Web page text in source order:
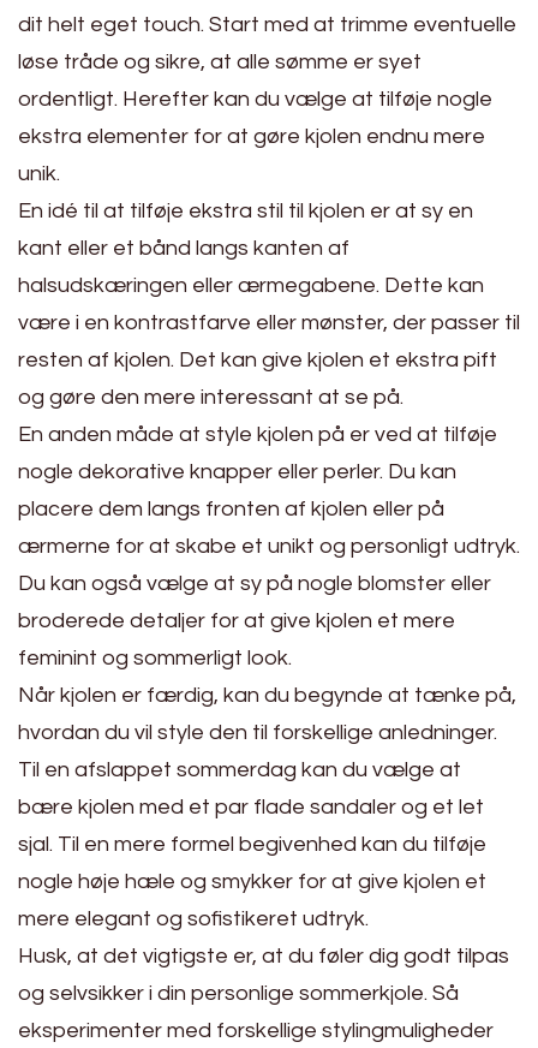
dit helt eget touch. Start med at trimme eventuelle
løse tråde og sikre, at alle sømme er syet
ordentligt. Herefter kan du vælge at tilføje nogle
ekstra elementer for at gøre kjolen endnu mere
unik.
En idé til at tilføje ekstra stil til kjolen er at sy en
kant eller et bånd langs kanten af
halsudskæringen eller ærmegabene. Dette kan
være i en kontrastfarve eller mønster, der passer til
resten af kjolen. Det kan give kjolen et ekstra pift
og gøre den mere interessant at se på.
En anden måde at style kjolen på er ved at tilføje
nogle dekorative knapper eller perler. Du kan
placere dem langs fronten af kjolen eller på
ærmerne for at skabe et unikt og personligt udtryk.
Du kan også vælge at sy på nogle blomster eller
broderede detaljer for at give kjolen et mere
feminint og sommerligt look.
Når kjolen er færdig, kan du begynde at tænke på,
hvordan du vil style den til forskellige anledninger.
Til en afslappet sommerdag kan du vælge at
bære kjolen med et par flade sandaler og et let
sjal. Til en mere formel begivenhed kan du tilføje
nogle høje hæle og smykker for at give kjolen et
mere elegant og sofistikeret udtryk.
Husk, at det vigtigste er, at du føler dig godt tilpas
og selvsikker i din personlige sommerkjole. Så
eksperimenter med forskellige stylingmuligheder